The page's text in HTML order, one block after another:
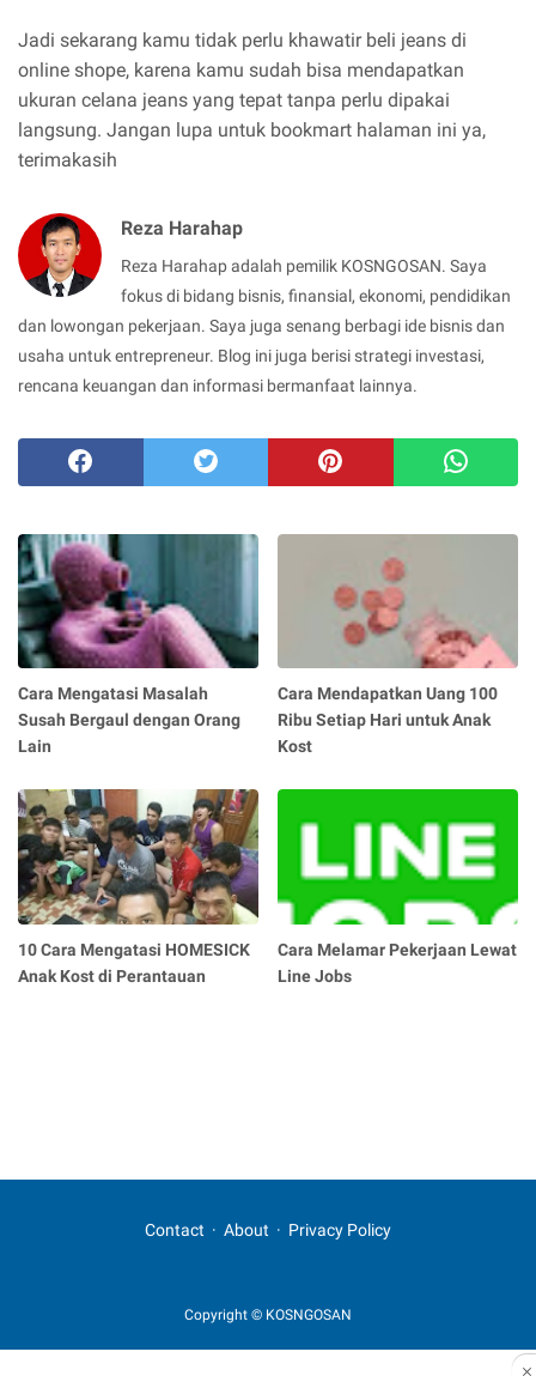
Jadi sekarang kamu tidak perlu khawatir beli jeans di
online shope, karena kamu sudah bisa mendapatkan
ukuran celana jeans yang tepat tanpa perlu dipakai
langsung. Jangan lupa untuk bookmart halaman ini ya,
terimakasih
Reza Harahap
Reza Harahap adalah pemilik KOSNGOSAN. Saya
fokus di bidang bisnis, finansial, ekonomi, pendidikan
dan lowongan pekerjaan. Saya juga senang berbagi ide bisnis dan
usaha untuk entrepreneur. Blog ini juga berisi strategi investasi,
rencana keuangan dan informasi bermanfaat lainnya.
Cara Mengatasi Masalah
Susah Bergaul dengan Orang
Lain
Cara Mendapatkan Uang 100
Ribu Setiap Hari untuk Anak
Kost
10 Cara Mengatasi HOMESICK
Anak Kost di Perantauan
Cara Melamar Pekerjaan Lewat
Line Jobs
Contact About Privacy Policy
Copyright © KOSNGOSAN